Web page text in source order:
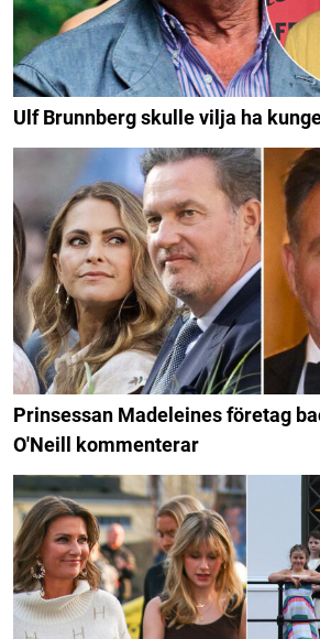
Ulf Brunnberg skulle vilja ha
Prinsessan Madeleines företag
O'Neill kommenterar